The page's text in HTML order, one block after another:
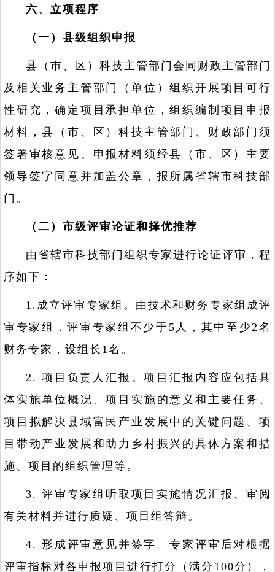
六、立项程序
（一）县级组织申报
县（市、区）科技主管部门会同财政主管部门
及相关业务主管部门（单位）组织开展项目可行
性研究，确定项目承担单位，组织编制项目申报
材料，县（市、区）科技主管部门、财政部门须
签署审核意见。申报材料须经县（市、区）主要
领导签字同意并加盖公章，报所属省辖市科技部
门。
（二）市级评审论证和择优推荐
由省辖市科技部门组织专家进行论证评审，程
序如下：
1.成立评审专家组。由技术和财务专家组成评
审专家组，评审专家组不少于5人，其中至少2名
财务专家，设组长1名。
2. 项目负责人汇报。项目汇报内容应包括具
体实施单位概况、项目实施的意义和主要任务、
项目拟解决县域富民产业发展中的关键问题、项
目带动产业发展和助力乡村振兴的具体方案和措
施、项目的组织管理等。
3. 评审专家组听取项目实施情况汇报、审阅
有关材料并进行质疑、项目组答辩。
4. 形成评审意见并签字。专家评审后对根据
评审指标对各申报项目进行打分（满分100分），